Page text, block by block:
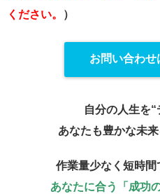
ください。
）
お問い合わせ
自分の人生を
あなたも豊かな未
作業量少なく短時
あなたに合う「成功